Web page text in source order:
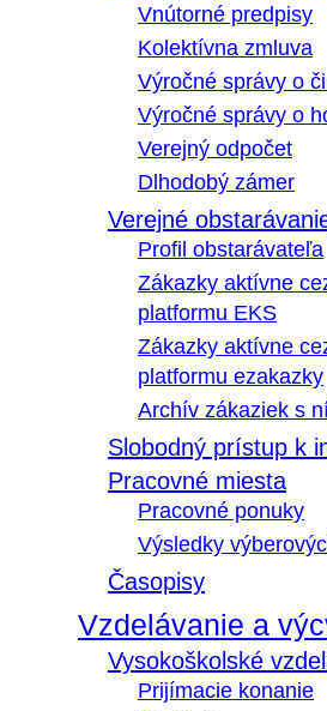
Vnútorné predpisy
Kolektívna zmluva
Výročné správy o
Výročné správy o
Verejný odpočet
Dlhodobý zámer
Verejné
Profil obstarávateľa
Zákazky aktívne
platformu EKS
Zákazky aktívne
platformu ezakazky
Archív zákaziek s
Slobodný prístup k
Pracovné miesta
Pracovné ponuky
Výsledky
Časopisy
Vzdelávanie a
Vysokoškolské
Prijímacie konanie